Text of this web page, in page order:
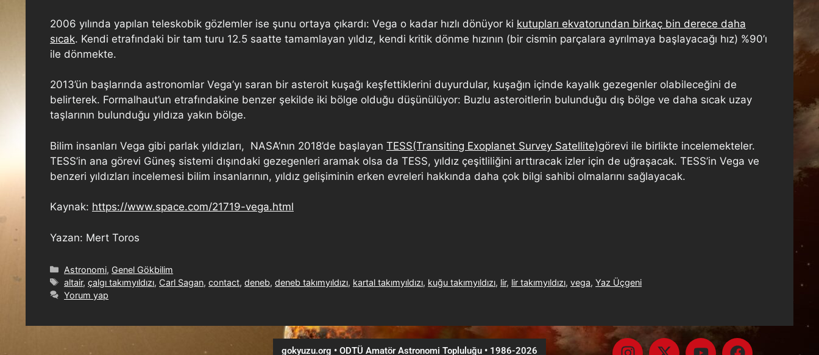
2006 yılında yapılan teleskobik gözlemler ise şunu ortaya çıkardı: Vega o kadar hızlı dönüyor ki kutupları ekvatorundan birkaç bin derece daha
sıcak. Kendi etrafındaki bir tam turu 12.5 saatte tamamlayan yıldız, kendi kritik dönme hızının (bir cismin parçalara ayrılmaya başlayacağı hız) %90’ı
ile dönmekte.
2013’ün başlarında astronomlar Vega’yı saran bir asteroit kuşağı keşfettiklerini duyurdular, kuşağın içinde kayalık gezegenler olabileceğini de
belirterek. Formalhaut’un etrafındakine benzer şekilde iki bölge olduğu düşünülüyor: Buzlu asteroitlerin bulunduğu dış bölge ve daha sıcak uzay
taşlarının bulunduğu yıldıza yakın bölge.
Bilim insanları Vega gibi parlak yıldızları, NASA’nın 2018’de başlayan TESS(Transiting Exoplanet Survey Satellite)görevi ile birlikte incelemekteler.
TESS’in ana görevi Güneş sistemi dışındaki gezegenleri aramak olsa da TESS, yıldız çeşitliliğini arttıracak izler için de uğraşacak. TESS’in Vega ve
benzeri yıldızları incelemesi bilim insanlarının, yıldız gelişiminin erken evreleri hakkında daha çok bilgi sahibi olmalarını sağlayacak.
Kaynak: https://www.space.com/21719-vega.html
Yazan: Mert Toros
Astronomi, Genel Gökbilim
altair,çalgı takımyıldızı, Carl Sagan,contact,deneb,deneb takımyıldızı, kartal takımyıldızı, kuğu takımyıldızı, lir, lir takımyıldızı,vega,Yaz Üçgeni
Yorum yap
gokyuzu.org • ODTÜ Amatör Astronomi Topluluğu • 1986-2026